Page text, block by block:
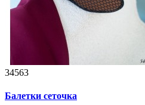
34563
Балетки сеточка